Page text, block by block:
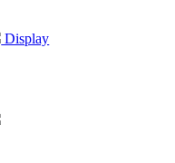
Display